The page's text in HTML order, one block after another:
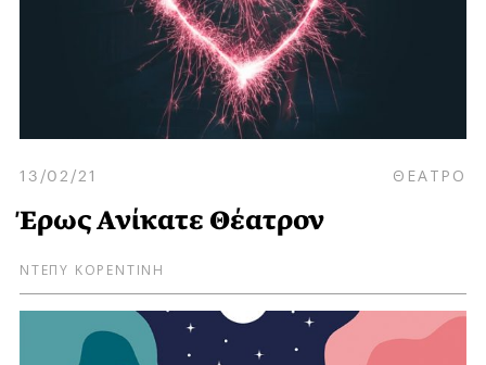
13/02/21 ΘΕΑΤΡΟ
Έρως Ανίκατε Θέατρον
ΝΤΕΠΥ ΚΟΡΕΝΤΙΝΗ